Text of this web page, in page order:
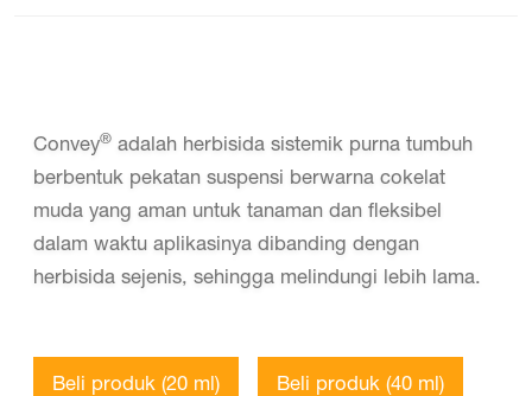
Convey® adalah herbisida sistemik purna tumbuh
berbentuk pekatan suspensi berwarna cokelat
muda yang aman untuk tanaman dan fleksibel
dalam waktu aplikasinya dibanding dengan
herbisida sejenis, sehingga melindungi lebih lama.
Beli produk (20 ml) Beli produk (40 ml)